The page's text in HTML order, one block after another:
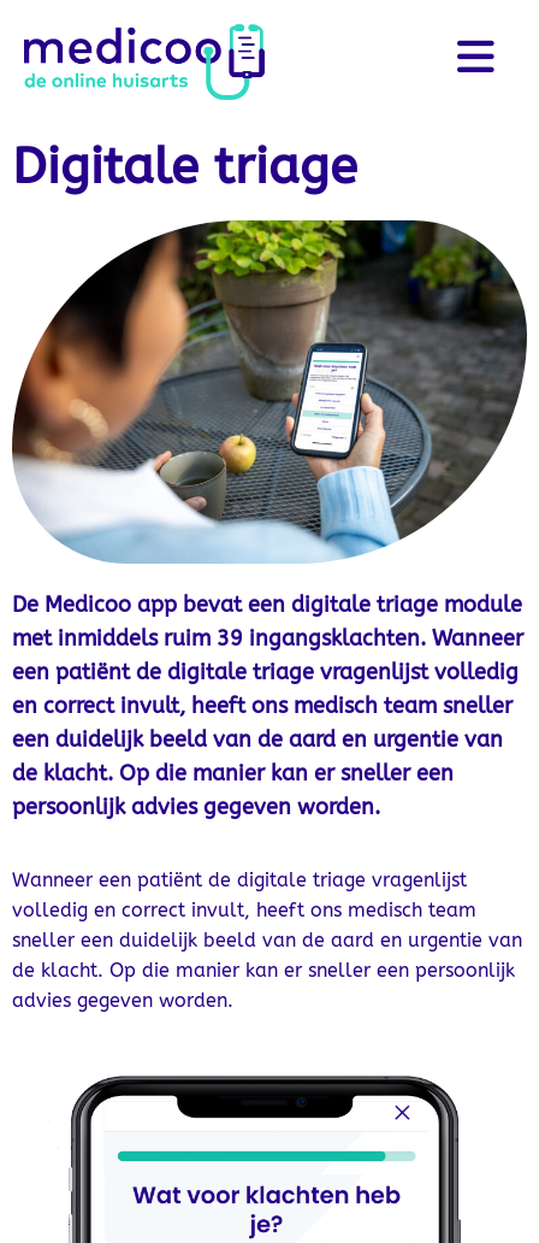
Digitale triage
De Medicoo app bevat een digitale triage module
met inmiddels ruim 39 ingangsklachten. Wanneer
een patiënt de digitale triage vragenlijst volledig
en correct invult, heeft ons medisch team sneller
een duidelijk beeld van de aard en urgentie van
de klacht. Op die manier kan er sneller een
persoonlijk advies gegeven worden.
Wanneer een patiënt de digitale triage vragenlijst
volledig en correct invult, heeft ons medisch team
sneller een duidelijk beeld van de aard en urgentie van
de klacht. Op die manier kan er sneller een persoonlijk
advies gegeven worden.